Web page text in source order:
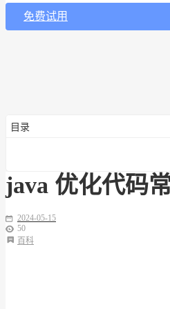
免费试用
目录
java 优化代码
2024-05-15
50
百科